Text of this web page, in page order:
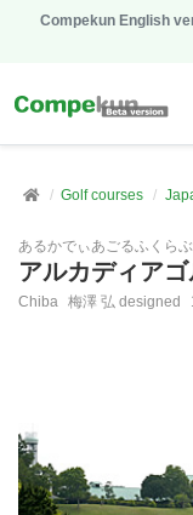
Compekun English
Golf courses
あるかでぃあごるふくらぶ
アルカディア
Chiba 梅澤 弘 designed